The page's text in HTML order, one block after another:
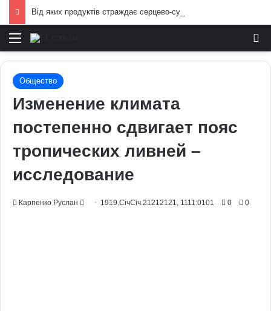
Меню
Общество
Изменение климата
постепенно сдвигает пояс
тропических ливней –
исследование
Карпенко Руслан
Send 1919.СічСіч.21212121, 1111:0101 0 0